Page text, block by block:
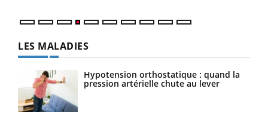
LES MALADIES
Hypotension orthostatique : quand la
pression artérielle chute au lever